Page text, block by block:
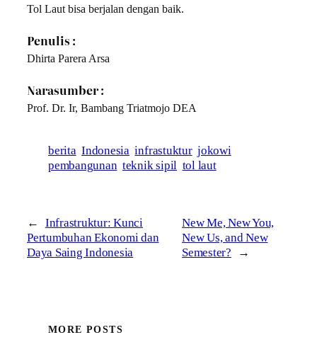
Tol Laut bisa berjalan dengan baik.
Penulis :
Dhirta Parera Arsa
Narasumber :
Prof. Dr. Ir, Bambang Triatmojo DEA
berita Indonesia infrastuktur jokowi
pembangunan teknik sipil tol laut
←
Infrastruktur: Kunci
Pertumbuhan Ekonomi dan
Daya Saing Indonesia
New Me, New You,
New Us, and New
Semester?
→
MORE POSTS